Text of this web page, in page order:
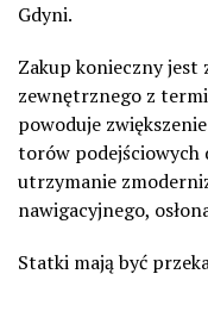
Gdyni.
Zakup konieczny
zewnętrznego z
powoduje
torów podejściowych
utrzymanie
nawigacyjnego,
Statki mają być